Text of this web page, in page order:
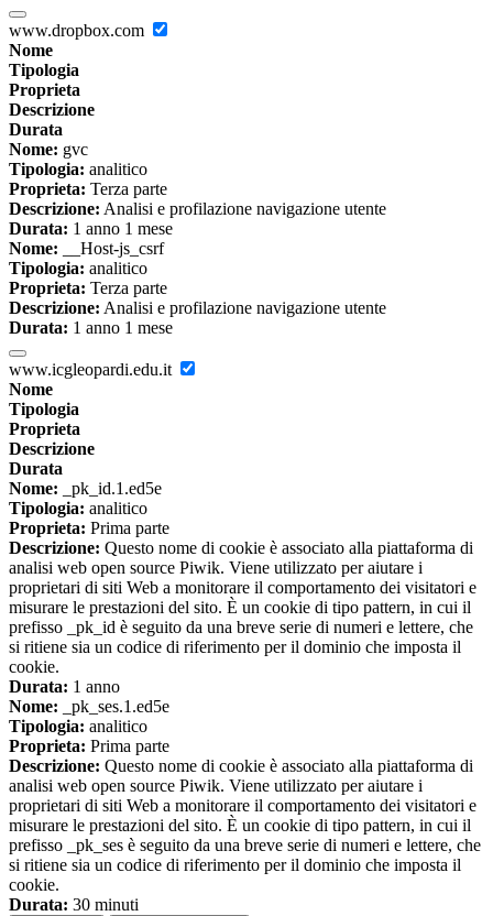
www.dropbox.com
Nome
Tipologia
Proprieta
Descrizione
Durata
Nome: gvc
Tipologia: analitico
Proprieta: Terza parte
Descrizione: Analisi e profilazione navigazione utente
Durata: 1 anno 1 mese
Nome: __Host-js_csrf
Tipologia: analitico
Proprieta: Terza parte
Descrizione: Analisi e profilazione navigazione utente
Durata: 1 anno 1 mese
www.icgleopardi.edu.it
Nome
Tipologia
Proprieta
Descrizione
Durata
Nome: _pk_id.1.ed5e
Tipologia: analitico
Proprieta: Prima parte
Descrizione: Questo nome di cookie è associato alla piattaforma di
analisi web open source Piwik. Viene utilizzato per aiutare i
proprietari di siti Web a monitorare il comportamento dei visitatori e
misurare le prestazioni del sito. È un cookie di tipo pattern, in cui il
prefisso _pk_id è seguito da una breve serie di numeri e lettere, che
si ritiene sia un codice di riferimento per il dominio che imposta il
cookie.
Durata: 1 anno
Nome: _pk_ses.1.ed5e
Tipologia: analitico
Proprieta: Prima parte
Descrizione: Questo nome di cookie è associato alla piattaforma di
analisi web open source Piwik. Viene utilizzato per aiutare i
proprietari di siti Web a monitorare il comportamento dei visitatori e
misurare le prestazioni del sito. È un cookie di tipo pattern, in cui il
prefisso _pk_ses è seguito da una breve serie di numeri e lettere, che
si ritiene sia un codice di riferimento per il dominio che imposta il
cookie.
Durata: 30 minuti